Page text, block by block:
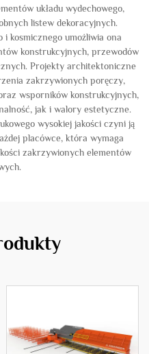
układu wydechowego,
listew dekoracyjnych.
kosmicznego umożliwia ona
konstrukcyjnych, przewodów
Projekty architektoniczne
zakrzywionych poręczy,
wsporników konstrukcyjnych,
jak i walory estetyczne.
wysokiej jakości czyni ją
placówce, która wymaga
zakrzywionych elementów